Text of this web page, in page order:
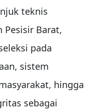
teknis
Pesisir Barat,
pada
sistem
hingga
sebagai